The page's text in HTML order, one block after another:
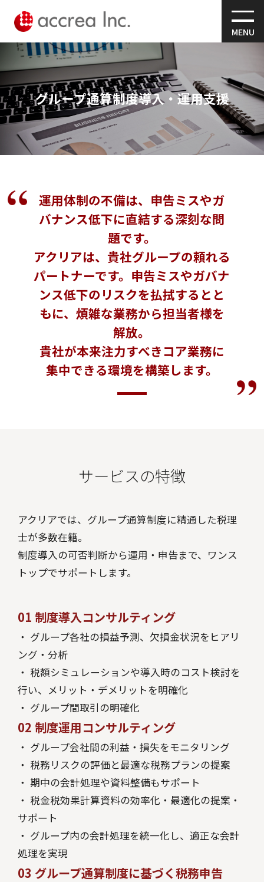
MENU
グループ通算制度導入・運用支援
運用体制の不備は、申告ミスやガ
バナンス低下に直結する深刻な問
題です。
アクリアは、貴社グループの頼れる
パートナーです。申告ミスやガバナ
ンス低下のリスクを払拭するとと
もに、煩雑な業務から担当者様を
解放。
貴社が本来注力すべきコア業務に
集中できる環境を構築します。
サービスの特徴
アクリアでは、グループ通算制度に精通した税理
士が多数在籍。
制度導入の可否判断から運用・申告まで、ワンス
トップでサポートします。
01 制度導入コンサルティング
・ グループ各社の損益予測、欠損金状況をヒアリ
ング・分析
・ 税額シミュレーションや導入時のコスト検討を
行い、メリット・デメリットを明確化
・ グループ間取引の明確化
02 制度運用コンサルティング
・ グループ会社間の利益・損失をモニタリング
・ 税務リスクの評価と最適な税務プランの提案
・ 期中の会計処理や資料整備もサポート
・ 税金税効果計算資料の効率化・最適化の提案・
サポート
・ グループ内の会計処理を統一化し、適正な会計
処理を実現
03 グループ通算制度に基づく税務申告